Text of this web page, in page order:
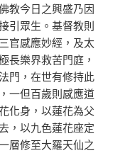
教今日之興盛乃因
引眾生。基督教則
官感應妙經，及太
長樂界救苦門庭，
門，在世有修持此
一但百歲則感應道
化身，以蓮花為父
，以九色蓮花座定
層修至大羅天仙之